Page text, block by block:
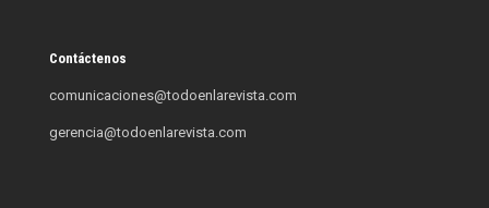
Contáctenos
comunicaciones@todoenlarevista.com
gerencia@todoenlarevista.com